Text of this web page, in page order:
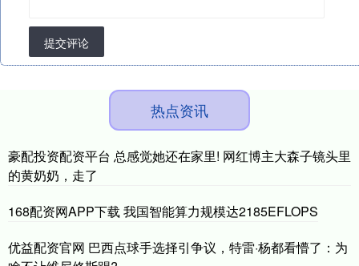
提交评论
热点资讯
豪配投资配资平台 总感觉她还在家里! 网红博主大森子镜头里
的黄奶奶，走了
168配资网APP下载 我国智能算力规模达2185EFLOPS
优益配资官网 巴西点球手选择引争议，特雷·杨都看懵了：为